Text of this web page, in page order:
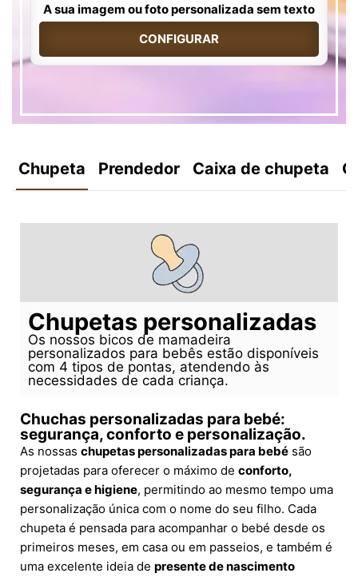
A sua imagem ou foto personalizada sem texto
CONFIGURAR
Chupeta Prendedor Caixa de chupeta
Chupetas personalizadas
Os nossos bicos de mamadeira
personalizados para bebês estão disponíveis
com 4 tipos de pontas, atendendo às
necessidades de cada criança.
Chuchas personalizadas para bebé:
segurança, conforto e personalização.
As nossas chupetas personalizadas para bebé são
projetadas para oferecer o máximo de conforto,
segurança e higiene, permitindo ao mesmo tempo uma
personalização única com o nome do seu filho. Cada
chupeta é pensada para acompanhar o bebé desde os
primeiros meses, em casa ou em passeios, e também é
uma excelente ideia de presente de nascimento